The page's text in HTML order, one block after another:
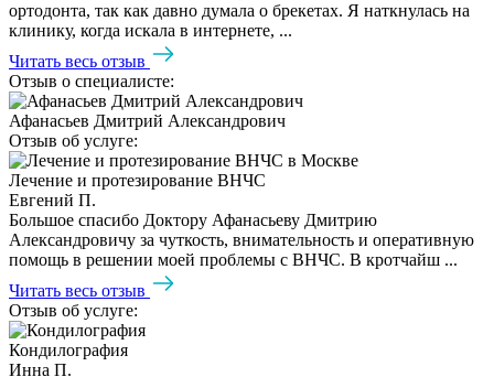
ортодонта, так как давно думала о брекетах. Я наткнулась на
клинику, когда искала в интернете, ...
Читать весь отзыв
Отзыв о специалисте:
Афанасьев Дмитрий Александрович
Отзыв об услуге:
Лечение и протезирование ВНЧС
Евгений П.
Большое спасибо Доктору Афанасьеву Дмитрию
Александровичу за чуткость, внимательность и оперативную
помощь в решении моей проблемы с ВНЧС. В кротчайш ...
Читать весь отзыв
Отзыв об услуге:
Кондилография
Инна П.